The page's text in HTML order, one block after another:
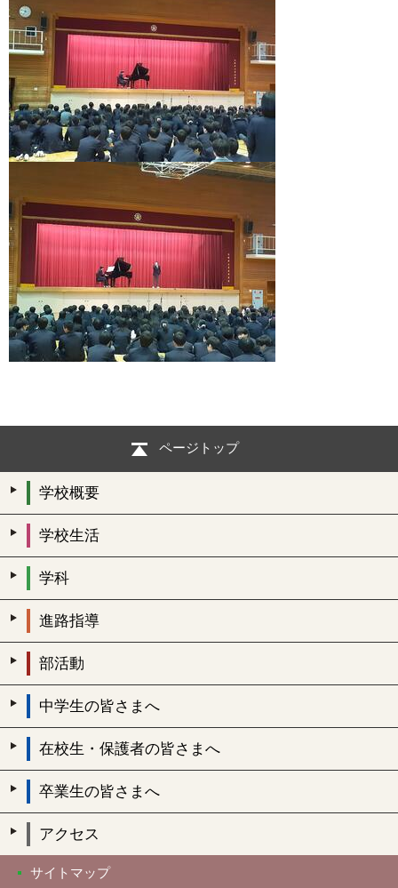
ページトップ
学校概要
学校生活
学科
進路指導
部活動
中学生の皆さまへ
在校生・保護者の皆さまへ
卒業生の皆さまへ
アクセス
サイトマップ